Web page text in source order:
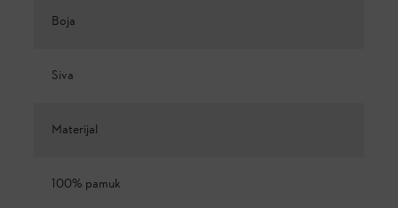
Boja
Siva
Materijal
100% pamuk